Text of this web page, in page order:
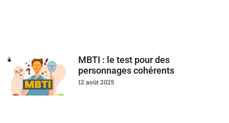
MBTI : le test pour des
personnages cohérents
12 août 2025